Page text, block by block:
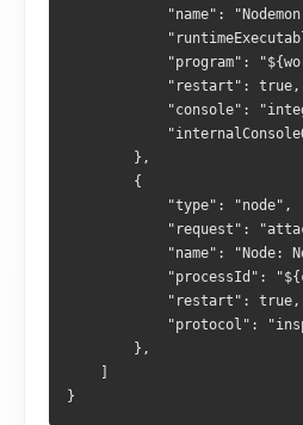
"name":
"program":
            "restart": true,
"console":
        },
        {
            "type": "node",
"request":
"name": "Node:
"processId":
            "restart": true,
"protocol":
        },
}